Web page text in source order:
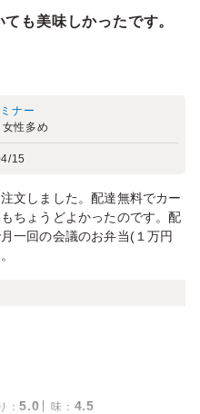
も美味しかったです。
ナー
女性多め
15
文しました。配達無料でカー
ちょうどよかったのです。配
一回の会議のお弁当(１万円
：5.0 味 ： 4.5